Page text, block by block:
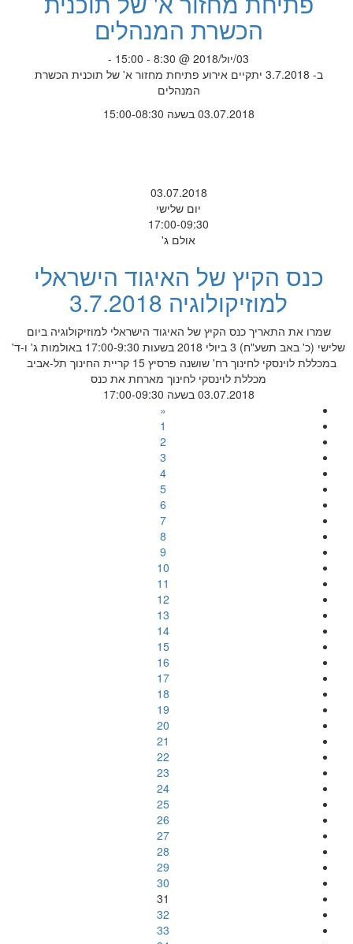
הכשרת המנהלים
03/יול/2018 @ 8:30 - 15:00 -
ב- 3.7.2018 יתקיים אירוע פתיחת מחזור א' של תוכנית הכשרת
המנהלים
03.07.2018 בשעה 15:00-08:30
03.07.2018
יום שלישי
17:00-09:30
אולם ג'
כנס הקיץ של האיגוד הישראלי
למוזיקולוגיה 3.7.2018
שמרו את התאריך כנס הקיץ של האיגוד הישראלי למוזיקולוגיה ביום
שלישי (כ' באב תשע"ח) 3 ביולי 2018 בשעות 17:00-9:30 באולמות ג' ו-ד'
במכללת לוינסקי לחינוך רח' שושנה פרסיץ 15 קריית החינוך תל-אביב
מכללת לוינסקי לחינוך מארחת את כנס
03.07.2018 בשעה 17:00-09:30
«
1
2
3
4
5
6
7
8
9
10
11
12
13
14
15
16
17
18
19
20
21
22
23
24
25
26
27
28
29
30
31
32
33